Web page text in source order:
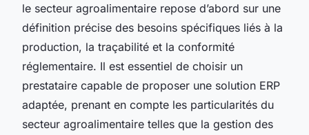
le secteur agroalimentaire repose d’abord sur une
définition précise des besoins spécifiques liés à la
production, la traçabilité et la conformité
réglementaire. Il est essentiel de choisir un
prestataire capable de proposer une solution ERP
adaptée, prenant en compte les particularités du
secteur agroalimentaire telles que la gestion des